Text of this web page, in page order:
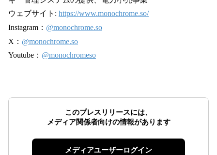
ウェブサイト: https://www.monochrome.so/
Instagram： @monochrome.so
X： @monochrome.so
Youtube： @monochromeso
このプレスリリースには、
メディア関係者向けの情報があります
メディアユーザーログイン